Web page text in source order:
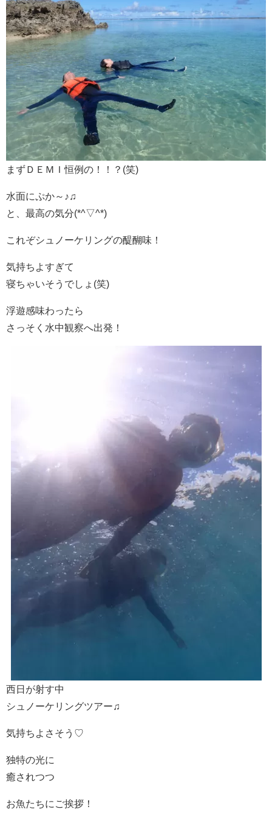
まずＤＥＭＩ恒例の！！？(笑)
水面にぷか～♪♫
と、最高の気分(*^▽^*)
これぞシュノーケリングの醍醐味！
気持ちよすぎて
寝ちゃいそうでしょ(笑)
浮遊感味わったら
さっそく水中観察へ出発！
西日が射す中
シュノーケリングツアー♫
気持ちよさそう♡
独特の光に
癒されつつ
お魚たちにご挨拶！